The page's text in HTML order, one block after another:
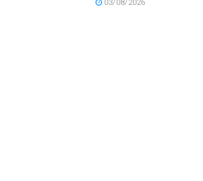
03/08/2026